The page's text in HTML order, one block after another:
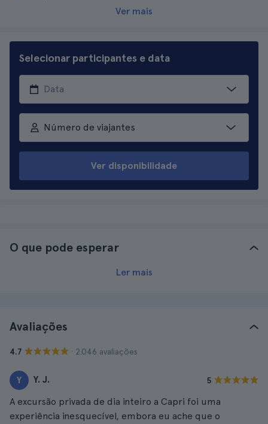
Ver mais
Selecionar participantes e data
Número de viajantes
Ver disponibilidade
O que pode esperar
Ler mais
Avaliações
4.7 · 2.046 avaliações
Y Y. J. 5
A excursão privada de dia inteiro a Capri foi uma
experiência inesquecível, embora eu ache que o